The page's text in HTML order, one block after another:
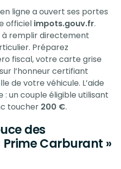
ligne a ouvert ses portes
officiel impots.gouv.fr.
à remplir directement
Préparez
fiscal, votre carte grise
l’honneur certifiant
de votre véhicule. L’aide
un couple éligible utilisant
toucher 200 €.
des
Prime Carburant »